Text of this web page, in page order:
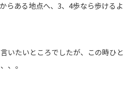
らある地点へ、3、4歩なら歩けるよ
いたいところでしたが、この時ひと
、。